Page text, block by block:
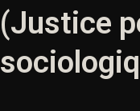
(Justice